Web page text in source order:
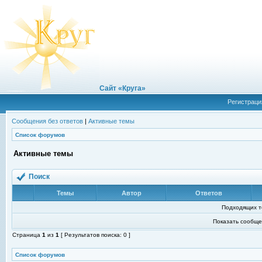
Сайт «Круга»
Сообщения без ответов | Активные темы
Список форумов
Активные темы
Поиск
Темы Автор Ответов
Подходящих
Показать
Страница 1 из 1 [ Результатов поиска: 0 ]
Список форумов